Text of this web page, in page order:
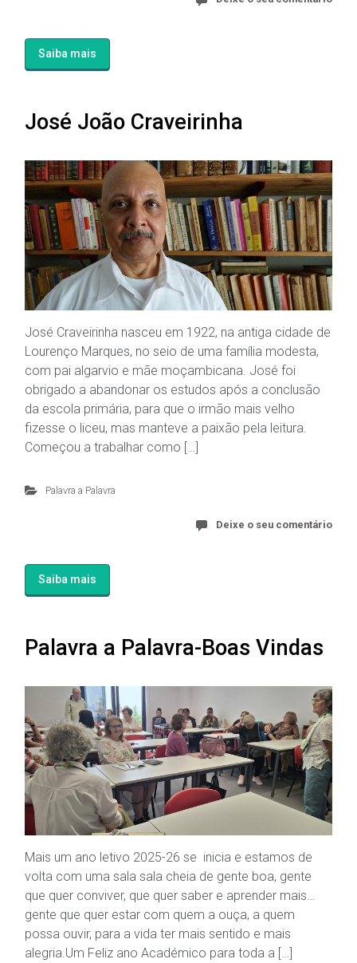
Saiba mais
José João Craveirinha
José Craveirinha nasceu em 1922, na antiga cidade de
Lourenço Marques, no seio de uma família modesta,
com pai algarvio e mãe moçambicana. José foi
obrigado a abandonar os estudos após a conclusão
da escola primária, para que o irmão mais velho
fizesse o liceu, mas manteve a paixão pela leitura.
Começou a trabalhar como […]
Palavra a Palavra
Deixe o seu comentário
Saiba mais
Palavra a Palavra-Boas Vindas
Mais um ano letivo 2025-26 se inicia e estamos de
volta com uma sala sala cheia de gente boa, gente
que quer conviver, que quer saber e aprender mais…
gente que quer estar com quem a ouça, a quem
possa ouvir, para a vida ter mais sentido e mais
alegria.Um Feliz ano Académico para toda a […]